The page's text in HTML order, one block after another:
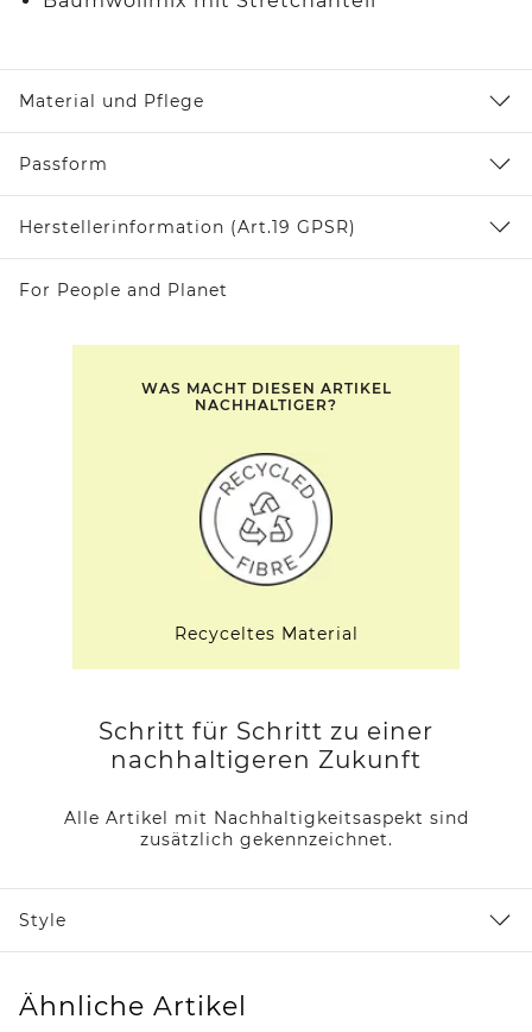
Material und Pflege
Passform
Herstellerinformation (Art.19 GPSR)
For People and Planet
WAS MACHT DIESEN ARTIKEL
NACHHALTIGER?
Recyceltes Material
Schritt für Schritt zu einer
nachhaltigeren Zukunft
Alle Artikel mit Nachhaltigkeitsaspekt sind
zusätzlich gekennzeichnet.
Style
Ähnliche Artikel